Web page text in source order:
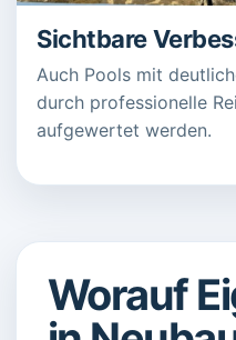
Sichtbare
Auch Pools mit
durch professionelle
aufgewertet werden.
Worauf